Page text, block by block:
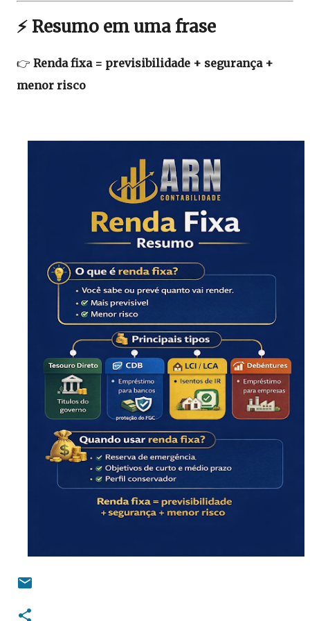
⚡ Resumo em uma frase
👉 Renda fixa = previsibilidade + segurança +
menor risco